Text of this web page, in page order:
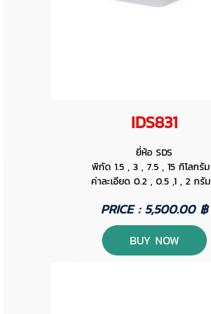
IDS831
ยี่ห้อ SDS
พิกัด 1.5 , 3 , 7.5 , 15 กิโลกรัม
ค่าละเอียด 0.2 , 0.5 ,1 , 2 กรัม
PRICE : 5,500.00 ฿
BUY NOW